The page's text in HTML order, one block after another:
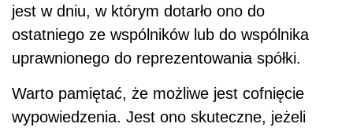
jest w dniu, w którym dotarło ono do
ostatniego ze wspólników lub do wspólnika
uprawnionego do reprezentowania spółki.
Warto pamiętać, że możliwe jest cofnięcie
wypowiedzenia. Jest ono skuteczne, jeżeli